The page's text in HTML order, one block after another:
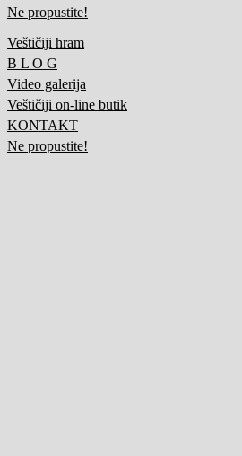
Ne propustite!
Veštičiji hram
B L O G
Video galerija
Veštičiji on-line butik
KONTAKT
Ne propustite!